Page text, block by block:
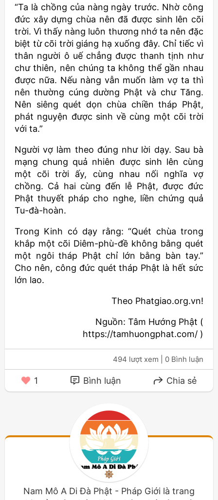
“Ta là chồng của nàng ngày trước. Nhờ công
đức xây dựng chùa nên đã được sinh lên cõi
trời. Vì thấy nàng luôn thương nhớ ta nên đặc
biệt từ cõi trời giáng hạ xuống đây. Chỉ tiếc vì
thân người ô uế chẳng được thanh tịnh như
chư thiên, nên chúng ta không thể gần nhau
được nữa. Nếu nàng vẫn muốn làm vợ ta thì
nên thường cúng dường Phật và chư Tăng.
Nên siêng quét dọn chùa chiền tháp Phật,
phát nguyện được sinh về cùng một cõi trời
với ta.”
Người vợ làm theo đúng như lời dạy. Sau bà
mạng chung quả nhiên được sinh lên cùng
một cõi trời ấy, cùng nhau nối nghĩa vợ
chồng. Cả hai cùng đến lễ Phật, được đức
Phật thuyết pháp cho nghe, liền chứng quả
Tu-đà-hoàn.
Trong Kinh có dạy rằng: “Quét chùa trong
khắp một cõi Diêm-phù-đề không bằng quét
một ngôi tháp Phật chỉ lớn bằng bàn tay.”
Cho nên, công đức quét tháp Phật là hết sức
lớn lao.
Theo Phatgiao.org.vn!
Nguồn: Tâm Hướng Phật (
https://tamhuongphat.com/ )
494 lượt xem | 0 Bình luận
1 Bình luận Chia sẻ
Nam Mô A Di Đà Phật - Pháp Giới là trang